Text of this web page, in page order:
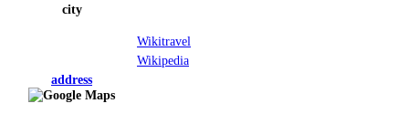
city
Wikitravel
Wikipedia
address